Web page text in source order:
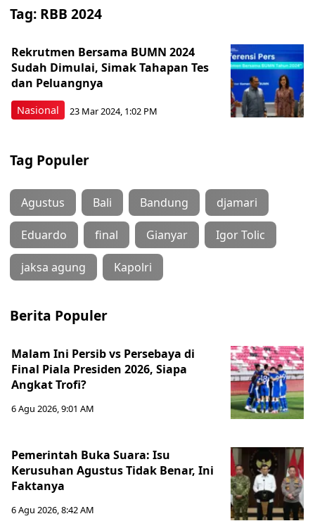
Tag: RBB 2024
Nasional
Rekrutmen Bersama BUMN 2024
Sudah Dimulai, Simak Tahapan Tes
dan Peluangnya
23 Mar 2024, 1:02 PM
Tag Populer
Agustus Bali Bandung djamari
Eduardo final Gianyar Igor Tolic
jaksa agung Kapolri
Berita Populer
Malam Ini Persib vs Persebaya di
Final Piala Presiden 2026, Siapa
Angkat Trofi?
6 Agu 2026, 9:01 AM
Pemerintah Buka Suara: Isu
Kerusuhan Agustus Tidak Benar, Ini
Faktanya
6 Agu 2026, 8:42 AM